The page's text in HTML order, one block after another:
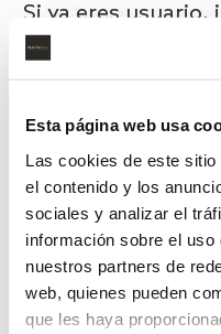
Esta página web usa
Las cookies de este
el contenido y los
sociales y analizar el
información sobre el
nuestros partners de
web, quienes pueden
que les haya
Si ya eres usuario,
¿Has olvidado tu